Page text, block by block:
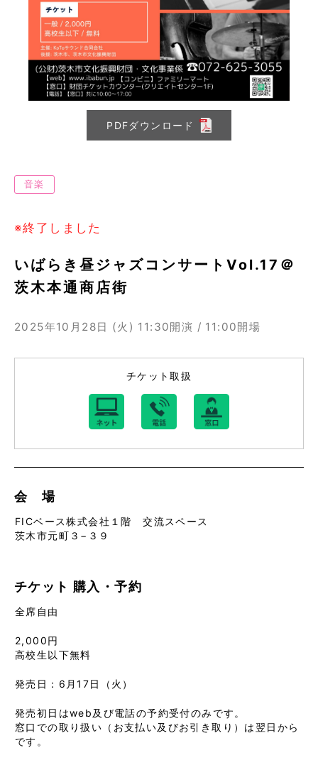
PDFダウンロード
音楽
※終了しました
いばらき昼ジャズコンサートVol.17＠
茨木本通商店街
2025年10月28日 (火) 11:30開演 / 11:00開場
チケット取扱
会 場
FICベース株式会社１階 交流スペース
茨木市元町３−３９
チケット 購入・予約
全席自由
2,000円
高校生以下無料
発売日：6月17日（火）
発売初日はweb及び電話の予約受付のみです。
窓口での取り扱い（お支払い及びお引き取り）は翌日から
です。